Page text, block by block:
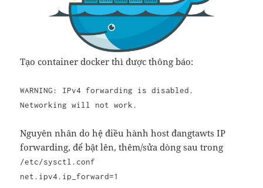
Tạo container docker thì được thông báo:
WARNING: IPv4 forwarding is disabled.
Networking will not work.
Nguyên nhân do hệ điều hành host đangtawts IP
forwarding, để bật lên, thêm/sửa dòng sau trong
/etc/sysctl.conf
net.ipv4.ip_forward=1